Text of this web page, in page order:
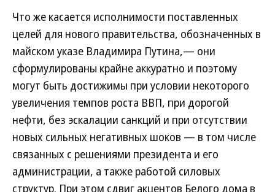
Что же касается исполнимости поставленных
целей для нового правительства, обозначенных в
майском указе Владимира Путина,— они
сформулированы крайне аккуратно и поэтому
могут быть достижимы при условии некоторого
увеличения темпов роста ВВП, при дорогой
нефти, без эскалации санкций и при отсутствии
новых сильных негативных шоков — в том числе
связанных с решениями президента и его
администрации, а также работой силовых
структур. При этом сдвиг акцентов Белого дома в